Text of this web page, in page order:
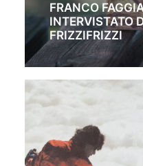
FRANCO
INTERVISTATO
FRIZZIFRIZZI